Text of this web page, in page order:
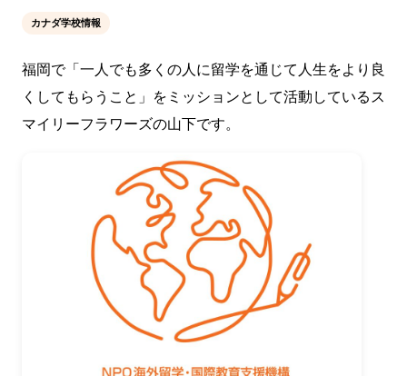
カナダ学校情報
福岡で「一人でも多くの人に留学を通じて人生をより良
くしてもらうこと」をミッションとして活動しているス
マイリーフラワーズの山下です。